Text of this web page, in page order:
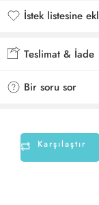
İstek listesine
Teslimat & İade
Bir soru sor
Karşılaştır